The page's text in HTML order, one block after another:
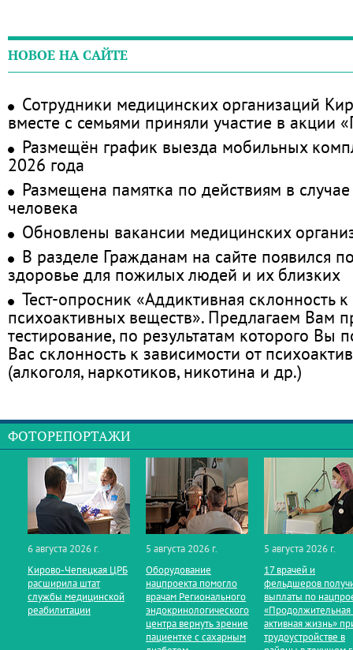
НОВОЕ НА САЙТЕ
Сотрудники медицинских организаций
вместе с семьями приняли участие в акции
Размещён график выезда мобильных
2026 года
Размещена памятка по действиям в
человека
Обновлены вакансии медицинских
В разделе Гражданам на сайте появился
здоровье для пожилых людей и их близких
Тест-опросник «Аддиктивная склонность
психоактивных веществ». Предлагаем Вам
тестирование, по результатам которого Вы
Вас склонность к зависимости от
(алкоголя, наркотиков, никотина и др.)
ФОТОРЕПОРТАЖИ
6 августа 2026 г.
Кирово‑Чепецкая ЦРБ
расширила штат
службы медицинской
реабилитации
5 августа 2026 г.
Оборудование
нацпроекта помогло
врачам Регионального
эндокринологического
центра вернуть зрение
пациентке с сахарным
5 августа 2026 г.
17 врачей и
фельдшеров
выплаты по
«Продолжительная
активная жизнь»
трудоустройстве в